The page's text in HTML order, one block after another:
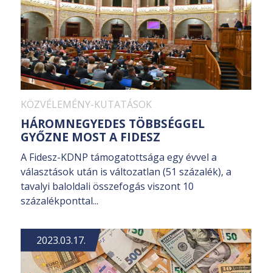
KÖZVÉLEMÉNY-KUTATÁSOK
HÁROMNEGYEDES TÖBBSÉGGEL
GYŐZNE MOST A FIDESZ
A Fidesz-KDNP támogatottsága egy évvel a
választások után is változatlan (51 százalék), a
tavalyi baloldali összefogás viszont 10
százalékponttal...
2023.03.17.